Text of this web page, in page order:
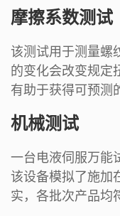
摩擦系数测试
该测试用于测量螺
的变化会改变规定
有助于获得可预测
机械测试
一台电液伺服万能
该设备模拟了施加
实，各批次产品均